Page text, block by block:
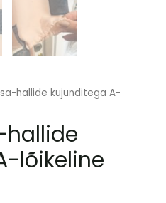
hallide kujunditega A-
hallide
lõikeline